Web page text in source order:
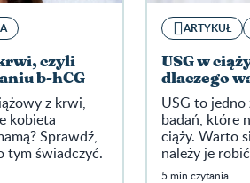
czyli
b-hCG
z krwi,
kobieta
Sprawdź,
tym świadczyć.
ARTYKUŁ
USG w
dlaczego
USG to
badań, które
ciąży. Warto
należy je
ma ono
5 min czytania